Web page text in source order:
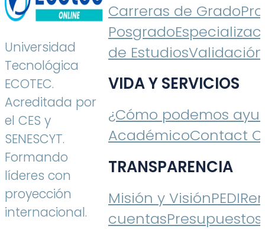
Universidad
Tecnológica
ECOTEC.
Acreditada por
el CES y
SENESCYT.
Formando
líderes con
proyección
internacional.
Carreras de Grado
Posgrado
de Estudios
VIDA Y SERVICIOS
¿Cómo podemos
AcadémicoContact
TRANSPARENCIA
Misión y VisiónPEDI
cuentasPresupuestos